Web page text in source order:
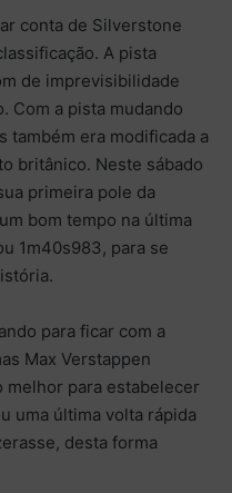
conta de Silverstone
A pista
de imprevisibilidade
Com a pista mudando
também era modificada a
britânico. Neste sábado
primeira pole da
bom tempo na última
1m40s983, para se
para ficar com a
Max Verstappen
melhor para estabelecer
uma última volta rápida
desta forma